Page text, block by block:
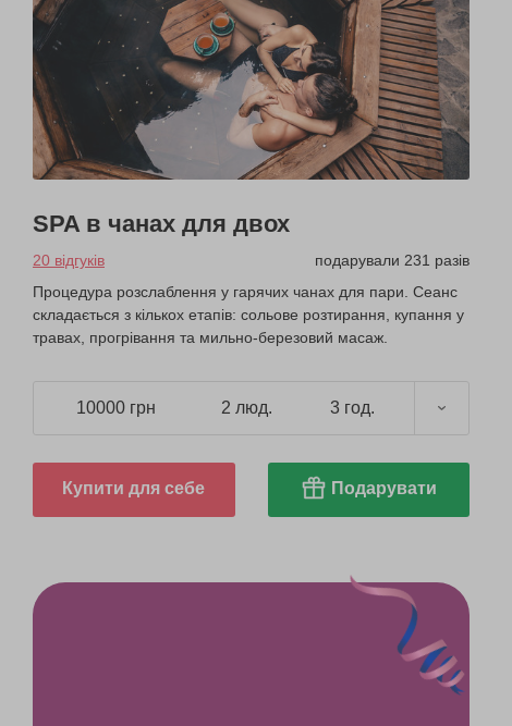
SPA в чанах для двох
20 відгуків
подарували 231 разів
Процедура розслаблення у гарячих чанах для пари. Сеанс
складається з кількох етапів: сольове розтирання, купання у
травах, прогрівання та мильно-березовий масаж.
10000 грн 2 люд. 3 год.
Купити для себе Подарувати